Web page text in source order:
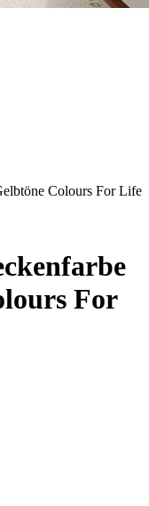
For